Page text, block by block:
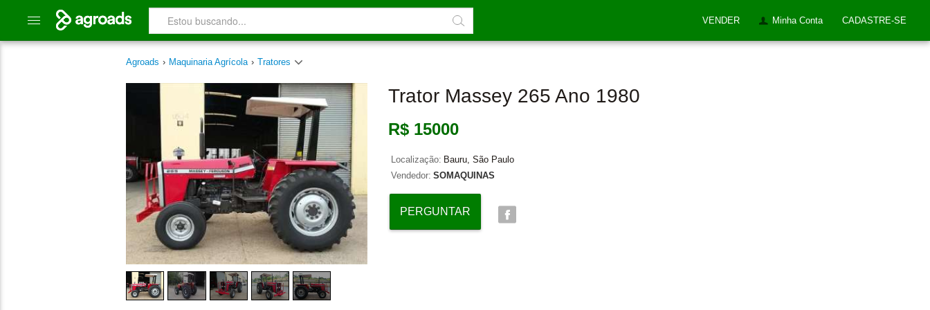
VENDER Minha Conta CADASTRE-SE
Agroads › Maquinaria Agrícola › Tratores
Trator Massey 265 Ano 1980
R$ 15000
Localização: Bauru, São Paulo
Vendedor: SOMAQUINAS
PERGUNTAR